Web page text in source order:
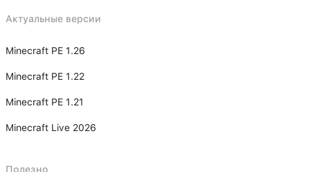
Актуальные версии
Minecraft PE 1.26
Minecraft PE 1.22
Minecraft PE 1.21
Minecraft Live 2026
Полезно